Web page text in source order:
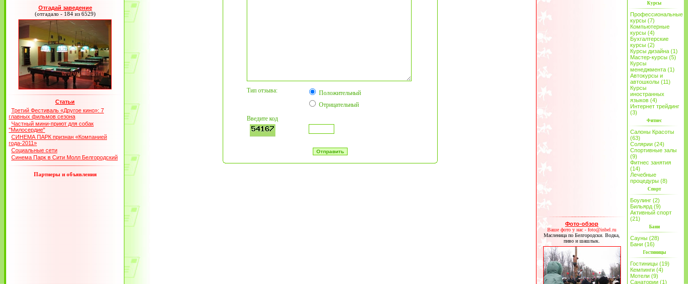
Отгадай заведение
(отгадало - 184 из 6529)
Статьи
Третий Фестиваль «Другое кино»: 7
главных фильмов сезона
Частный мини-приют для собак
"Милосердие"
СИНЕМА ПАРК признан «Компанией
года-2011»
Социальные сети
Синема Парк в Сити Молл Белгородский
Партнеры и объявления
Тип отзыва:
Положительный
Отрицательный
Введите код
Фото-обзор
Ваше фото у нас - foto@inbel.ru
Масленица по Белгородски. Водка,
пиво и шашлык.
Курсы
Профессиональные
курсы (7)
Компьютерные
курсы (4)
Бухгалтерские
курсы (2)
Курсы дизайна (1)
Мастер-курсы (5)
Курсы
менеджмента (1)
Автокурсы и
автошколы (11)
Курсы
иностранных
языков (4)
Интернет трейдинг
(3)
Фитнес
Салоны Красоты
(63)
Солярии (24)
Спортивные залы
(9)
Фитнес занятия
(14)
Лечебные
процедуры (8)
Спорт
Боулинг (2)
Бильярд (9)
Активный спорт
(21)
Бани
Сауны (28)
Бани (16)
Гостиницы
Гостиницы (19)
Кемпинги (4)
Мотели (9)
Санатории (1)